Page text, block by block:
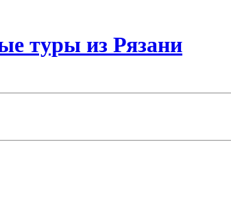
туры из Рязани